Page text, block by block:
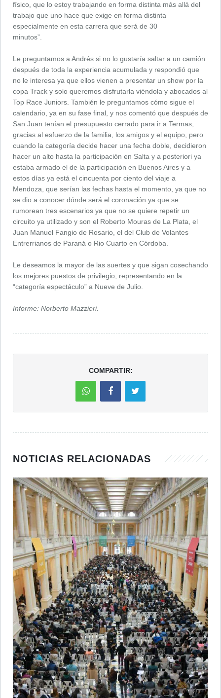
físico, que lo estoy trabajando en forma distinta más allá del
trabajo que uno hace que exige en forma distinta
especialmente en esta carrera que será de 30
minutos”.
Le preguntamos a Andrés si no lo gustaría saltar a un camión
después de toda la experiencia acumulada y respondió que
no le interesa ya que ellos vienen a presentar un show por la
copa Track y solo queremos disfrutarla viéndola y abocados al
Top Race Juniors. También le preguntamos cómo sigue el
calendario, ya en su fase final, y nos comentó que después de
San Juan tenían el presupuesto cerrado para ir a Termas,
gracias al esfuerzo de la familia, los amigos y el equipo, pero
cuando la categoría decide hacer una fecha doble, decidieron
hacer un alto hasta la participación en Salta y a posteriori ya
estaba armado el de la participación en Buenos Aires y a
estos días ya está el cincuenta por ciento del viaje a
Mendoza, que serían las fechas hasta el momento, ya que no
se dio a conocer dónde será el coronación ya que se
rumorean tres escenarios ya que no se quiere repetir un
circuito ya utilizado y son el Roberto Mouras de La Plata, el
Juan Manuel Fangio de Rosario, el del Club de Volantes
Entrerrianos de Paraná o Rio Cuarto en Córdoba.
Le deseamos la mayor de las suertes y que sigan cosechando
los mejores puestos de privilegio, representando en la
“categoría espectáculo” a Nueve de Julio.
Informe: Norberto Mazzieri.
COMPARTIR:
NOTICIAS RELACIONADAS